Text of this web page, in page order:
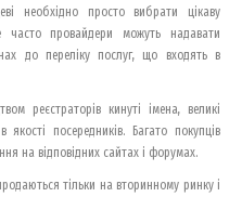
необхідно просто вибрати цікаву
провайдери можуть надавати
до переліку послуг, що входять в
реєстраторів кинуті імена, великі
посередників. Багато покупців
на відповідних сайтах і форумах.
тільки на вторинному ринку і